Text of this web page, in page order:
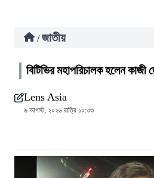
/ জাতীয়
বিটিভির মহাপরিচালক হলেন কাজী
Lens Asia
৬ আগস্ট, ২০২৬ রাত্রি ১০:৩৩